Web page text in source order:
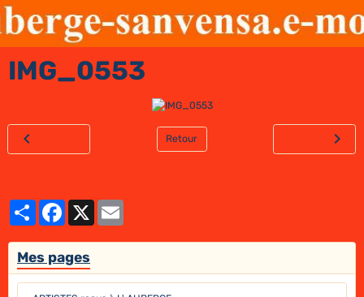
IMG_0553
Retour
PartagerFacebook
X
Mes pages